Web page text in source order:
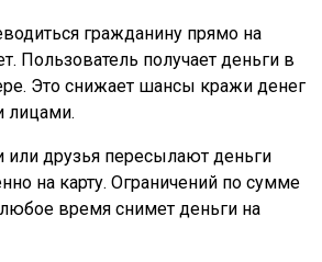
гражданину прямо на
Пользователь получает деньги в
Это снижает шансы кражи денег
лицами.
или друзья пересылают деньги
на карту. Ограничений по сумме
время снимет деньги на